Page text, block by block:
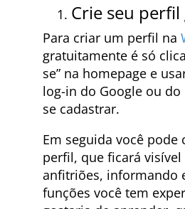
Crie seu
Para criar um perfil na
gratuitamente é só
se” na homepage e
log-in do Google ou do
se cadastrar.
Em seguida você pode
perfil, que ficará visível
anfitriões, informando
funções você tem